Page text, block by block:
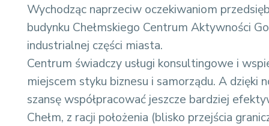
Wychodząc naprzeciw oczekiwaniom
budynku Chełmskiego Centrum Aktywności
industrialnej części miasta.
Centrum świadczy usługi konsultingowe i
miejscem styku biznesu i samorządu. A
szansę współpracować jeszcze bardziej
Chełm, z racji położenia (blisko przejścia